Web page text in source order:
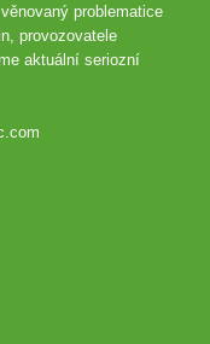
problematice
provozovatele
aktuální seriozní